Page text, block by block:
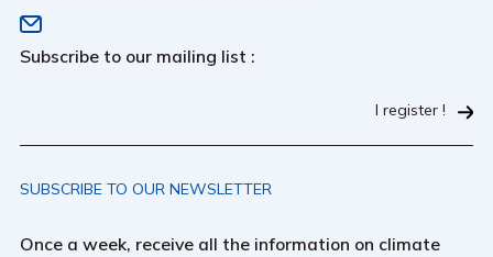
Subscribe to our mailing list :
I register !
SUBSCRIBE TO OUR NEWSLETTER
Once a week, receive all the information on climate